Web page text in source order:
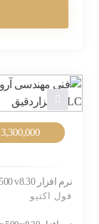
3,300,000
نرم افزار RsLogix 500 v8.30
فول اکتیو